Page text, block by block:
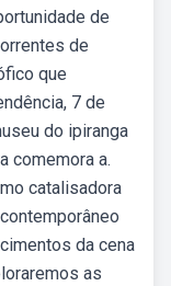
de
de
que
7 de
do ipiranga
comemora a.
catalisadora
da cena
as